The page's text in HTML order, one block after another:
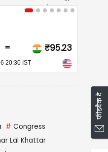
₹95.23
IST
# Congress
Lal Khattar
फीडबैक दें